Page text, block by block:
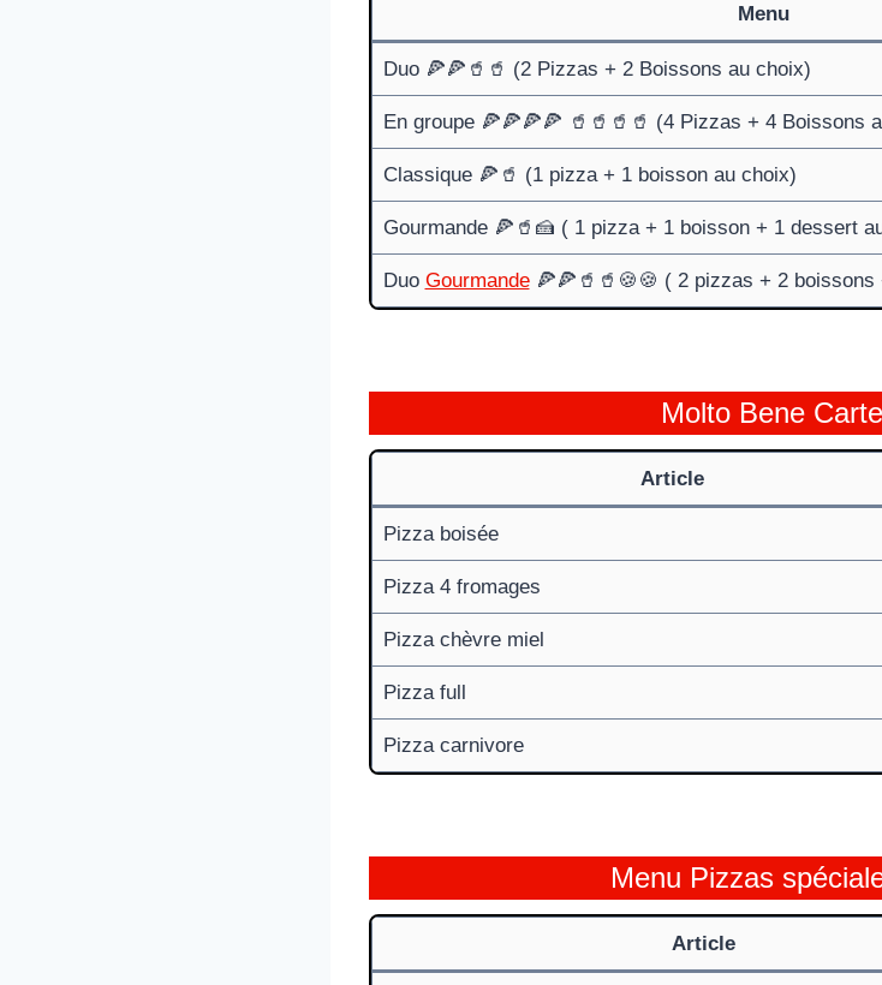
Menu
Duo 🍕🍕🥤🥤 (2 Pizzas + 2 Boissons au choix)
En groupe 🍕🍕🍕🍕 🥤🥤🥤🥤 (4 Pizzas + 4 Boissons
Classique 🍕🥤 (1 pizza + 1 boisson au choix)
Gourmande 🍕🥤🍰 ( 1 pizza + 1 boisson + 1 dessert
Duo Gourmande🍕🍕🥤🥤🍪🍪 ( 2 pizzas + 2 boissons
Molto Bene
Article
Pizza boisée
Pizza 4 fromages
Pizza chèvre miel
Pizza full
Pizza carnivore
Menu Pizzas
Article